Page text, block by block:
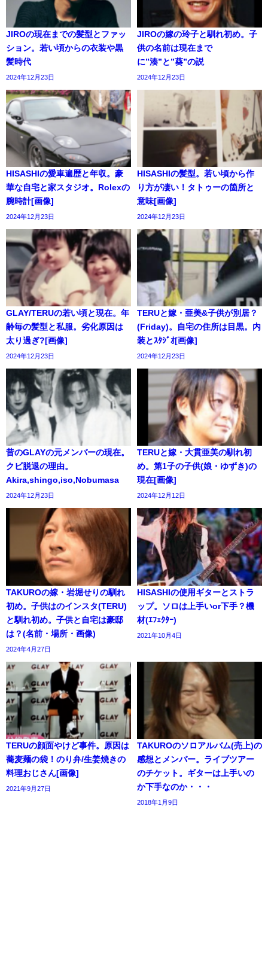
JIROの現在までの髪型とファッ
ション。若い頃からの衣装や黒
髪時代
2024年12月23日
JIROの嫁の玲子と馴れ初め。子
供の名前は現在まで
に”湊”と”葵”の説
2024年12月23日
HISASHIの愛車遍歴と年収。豪
華な自宅と家スタジオ。Rolexの
腕時計[画像]
2024年12月23日
HISASHIの髪型。若い頃から作
り方が凄い！タトゥーの箇所と
意味[画像]
2024年12月23日
GLAY/TERUの若い頃と現在。年
齢毎の髪型と私服。劣化原因は
太り過ぎ?[画像]
2024年12月23日
TERUと嫁・亜美&子供が別居？
(Friday)。自宅の住所は目黒。内
装とｽﾀｼﾞｵ[画像]
2024年12月23日
昔のGLAYの元メンバーの現在。
クビ脱退の理由。
Akira,shingo,iso,Nobumasa
2024年12月23日
TERUと嫁・大貫亜美の馴れ初
め。第1子の子供(娘・ゆずき)の
現在[画像]
2024年12月12日
TAKUROの嫁・岩堀せりの馴れ
初め。子供はのインスタ(TERU)
と馴れ初め。子供と自宅は豪邸
は？(名前・場所・画像)
2024年4月27日
HISASHIの使用ギターとストラ
ップ。ソロは上手いor下手？機
材(ｴﾌｪｸﾀｰ)
2021年10月4日
TERUの顔面やけど事件。原因は
蕎麦麺の袋！のり弁/生姜焼きの
料理おじさん[画像]
2021年9月27日
TAKUROのソロアルバム(売上)の
感想とメンバー。ライブツアー
のチケット。ギターは上手いの
か下手なのか・・・
2018年1月9日